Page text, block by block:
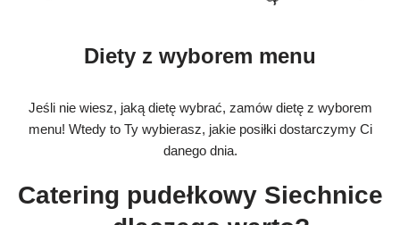
Diety z wyborem menu
Jeśli nie wiesz, jaką dietę wybrać, zamów dietę z wyborem
menu! Wtedy to Ty wybierasz, jakie posiłki dostarczymy Ci
danego dnia.
Catering pudełkowy Siechnice